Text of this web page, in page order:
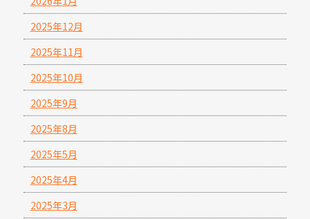
2025年12月
2025年11月
2025年10月
2025年9月
2025年8月
2025年5月
2025年4月
2025年3月